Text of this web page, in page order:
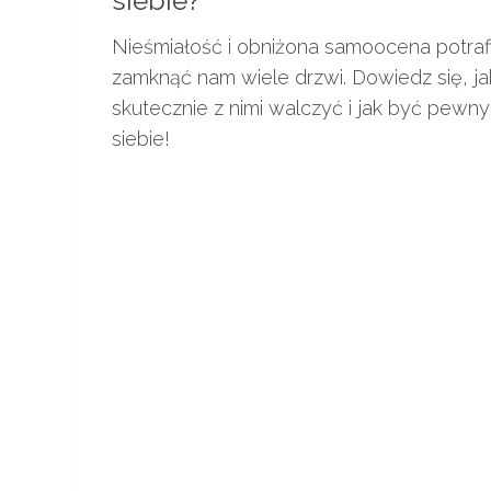
Nieśmiałość i obniżona samoocena
zamknąć nam wiele drzwi. Dowiedz się,
skutecznie z nimi walczyć i jak być
siebie!